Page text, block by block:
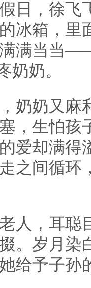
，徐飞
冰箱，里
满当当
奶奶。
奶又麻
，生怕孩
爱却满得
之间循环
，耳聪
。岁月染
给予子孙